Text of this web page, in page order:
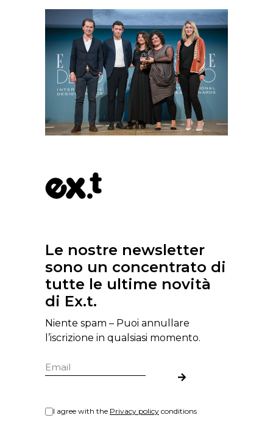
Le nostre newsletter
sono un concentrato di
tutte le ultime novità
di Ex.t.
Niente spam – Puoi annullare
l’iscrizione in qualsiasi momento.
I agree with the Privacy policy conditions